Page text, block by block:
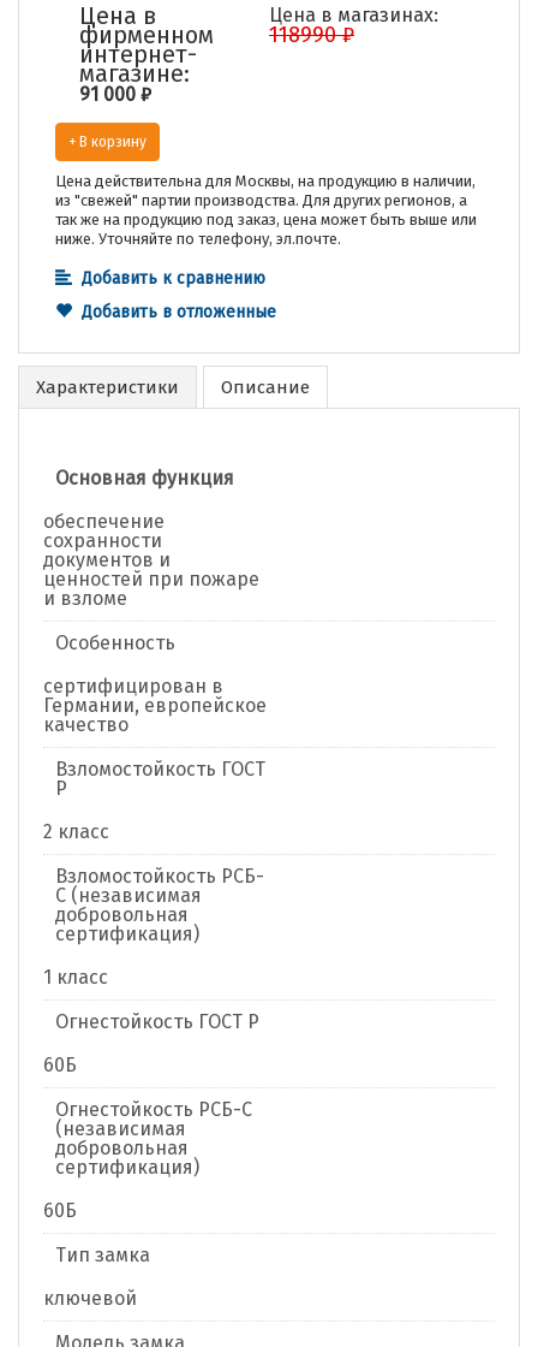
Цена в
фирменном
интернет-
магазине:
91 000 ₽
Цена в магазинах:
118990 ₽
+ В корзину
Цена действительна для Москвы, на продукцию в наличии,
из "свежей" партии производства. Для других регионов, а
так же на продукцию под заказ, цена может быть выше или
ниже. Уточняйте по телефону, эл.почте.
Добавить к сравнению
Добавить в отложенные
Характеристики Описание
Основная функция
обеспечение
сохранности
документов и
ценностей при пожаре
и взломе
Особенность
сертифицирован в
Германии, европейское
качество
Взломостойкость ГОСТ
Р
2 класс
Взломостойкость РСБ-
С (независимая
добровольная
сертификация)
1 класс
Огнестойкость ГОСТ Р
60Б
Огнестойкость РСБ-С
(независимая
добровольная
сертификация)
60Б
Тип замка
ключевой